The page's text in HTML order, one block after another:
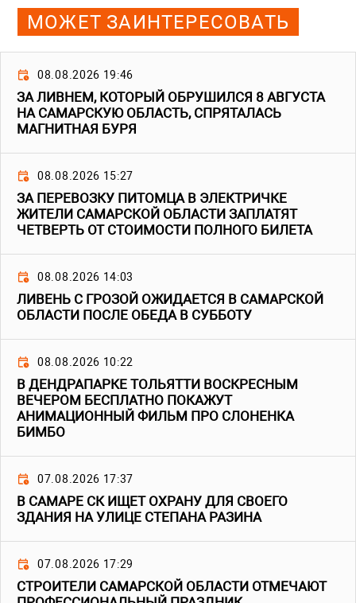
МОЖЕТ ЗАИНТЕРЕСОВАТЬ
08.08.2026 19:46
ЗА ЛИВНЕМ, КОТОРЫЙ ОБРУШИЛСЯ 8 АВГУСТА
НА САМАРСКУЮ ОБЛАСТЬ, СПРЯТАЛАСЬ
МАГНИТНАЯ БУРЯ
08.08.2026 15:27
ЗА ПЕРЕВОЗКУ ПИТОМЦА В ЭЛЕКТРИЧКЕ
ЖИТЕЛИ САМАРСКОЙ ОБЛАСТИ ЗАПЛАТЯТ
ЧЕТВЕРТЬ ОТ СТОИМОСТИ ПОЛНОГО БИЛЕТА
08.08.2026 14:03
ЛИВЕНЬ С ГРОЗОЙ ОЖИДАЕТСЯ В САМАРСКОЙ
ОБЛАСТИ ПОСЛЕ ОБЕДА В СУББОТУ
08.08.2026 10:22
В ДЕНДРАПАРКЕ ТОЛЬЯТТИ ВОСКРЕСНЫМ
ВЕЧЕРОМ БЕСПЛАТНО ПОКАЖУТ
АНИМАЦИОННЫЙ ФИЛЬМ ПРО СЛОНЕНКА
БИМБО
07.08.2026 17:37
В САМАРЕ СК ИЩЕТ ОХРАНУ ДЛЯ СВОЕГО
ЗДАНИЯ НА УЛИЦЕ СТЕПАНА РАЗИНА
07.08.2026 17:29
СТРОИТЕЛИ САМАРСКОЙ ОБЛАСТИ ОТМЕЧАЮТ